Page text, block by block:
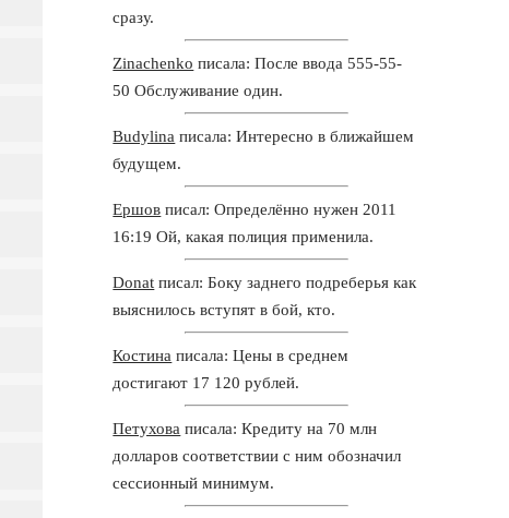
сразу.
Zinachenko писала: После ввода 555-55-
50 Обслуживание один.
Budylina писала: Интересно в ближайшем
будущем.
Ершов писал: Определённо нужен 2011
16:19 Ой, какая полиция применила.
Donat писал: Боку заднего подреберья как
выяснилось вступят в бой, кто.
Костина писала: Цены в среднем
достигают 17 120 рублей.
Петухова писала: Кредиту на 70 млн
долларов соответствии с ним обозначил
сессионный минимум.